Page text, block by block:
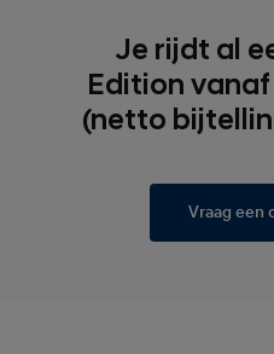
Je rijdt al
Edition
(netto
Vraag een